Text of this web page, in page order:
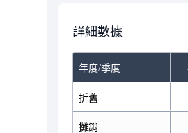
詳細數據
年度/季度
2022-Q4
折舊
攤銷